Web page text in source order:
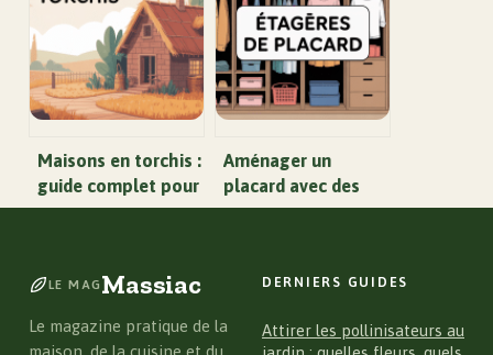
charpente incontournables
Maisons en torchis :
guide complet pour
comprendre,
Aménager un
placard avec des
étagères : idées et
LE MAG Massiac
Le magazine pratique de la
maison, de la cuisine et du
DERNIERS GUIDES
Attirer les pollinisateurs au